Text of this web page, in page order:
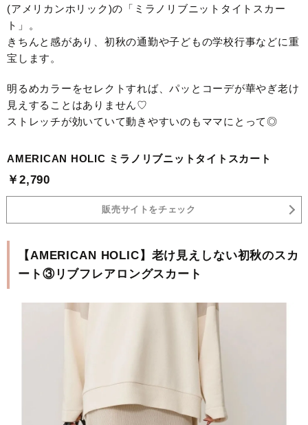
(アメリカンホリック)の「ミラノリブニットタイトスカー
ト」。
きちんと感があり、初秋の通勤や子どもの学校行事などに重
宝します。
明るめカラーをセレクトすれば、パッとコーデが華やぎ老け
見えすることはありません♡
ストレッチが効いていて動きやすいのもママにとって◎
AMERICAN HOLIC ミラノリブニットタイトスカート
￥2,790
販売サイトをチェック
【AMERICAN HOLIC】老け見えしない初秋のスカ
ート③リブフレアロングスカート